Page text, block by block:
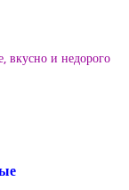
вкусно и недорого